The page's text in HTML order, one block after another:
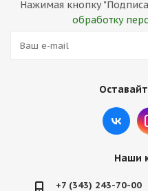
Нажимая кнопку
обработку
Наши
+7 (343) 243-70-00